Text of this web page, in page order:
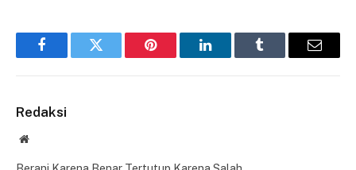
FacebookTwitter Pinterest LinkedInTumblr Email
Redaksi
Website